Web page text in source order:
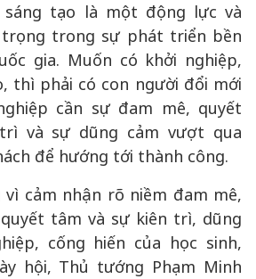
sáng tạo là một động lực và
trong sự phát triển bền
gia. Muốn có khởi nghiệp,
thì phải có con người đổi mới
cần sự đam mê, quyết
và sự dũng cảm vượt qua
để hướng tới thành công.
cảm nhận rõ niềm đam mê,
tâm và sự kiên trì, dũng
cống hiến của học sinh,
hội, Thủ tướng Phạm Minh